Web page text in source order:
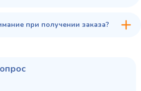
при получении заказа?